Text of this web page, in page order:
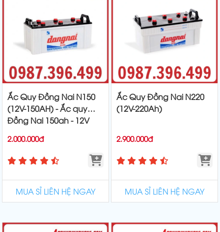
Ắc Quy Đồng Nai N150
(12V-150AH) - Ắc quy
Đồng Nai 150ah - 12V
2.000.000đ
MUA SỈ LIÊN HỆ NGAY
Ắc Quy Đồng Nai N220
(12V-220Ah)
2.900.000đ
MUA SỈ LIÊN HỆ NGAY